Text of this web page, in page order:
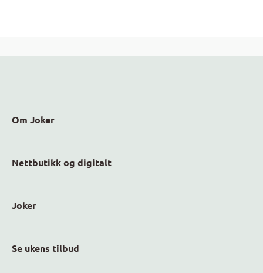
Om Joker
Nettbutikk og digitalt
Joker
Se ukens tilbud